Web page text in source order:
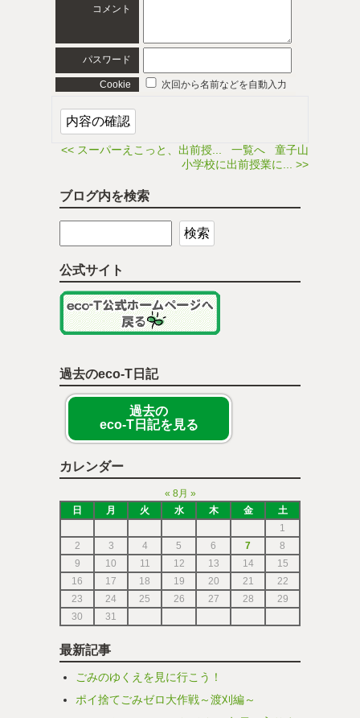
コメント
パスワード
Cookie 次回から名前などを自動入力
<< スーパーえこっと、出前授... 一覧へ
童子山
小学校に出前授業に... >>
ブログ内を検索
公式サイト
過去のeco-T日記
過去の
eco-T日記を見る
カレンダー
« 8月 »
日
月 火 水 木 金
土
1
2
3 4 5 6 7
8
9
10 11 12 13 14
15
16
17 18 19 20 21
22
23
24 25 26 27 28
29
30
31
最新記事
ごみのゆくえを見に行こう！
ポイ捨てごみゼロ大作戦～渡刈編～